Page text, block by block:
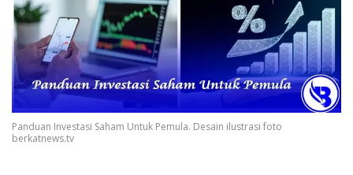
Panduan Investasi Saham Untuk Pemula. Desain ilustrasi foto
berkatnews.tv